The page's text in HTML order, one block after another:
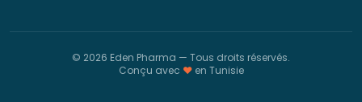
© 2026 Eden Pharma — Tous droits réservés.
Conçu avec ♥en Tunisie